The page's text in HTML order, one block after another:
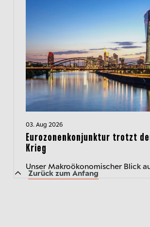
03. Aug 2026
Eurozonenkonjunktur trotzt
Krieg
Unser Makroökonomischer Blick
Zurück zum Anfang